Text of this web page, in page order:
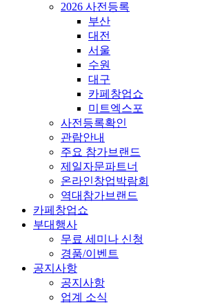
2026 사전등록
부산
대전
서울
수원
대구
카페창업쇼
미트엑스포
사전등록확인
관람안내
주요 참가브랜드
제일자문파트너
온라인창업박람회
역대참가브랜드
카페창업쇼
부대행사
무료 세미나 신청
경품/이벤트
공지사항
공지사항
업계 소식